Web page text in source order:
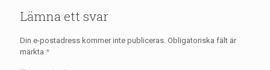
Lämna ett svar
Din e-postadress kommer inte publiceras. Obligatoriska fält är
märkta *